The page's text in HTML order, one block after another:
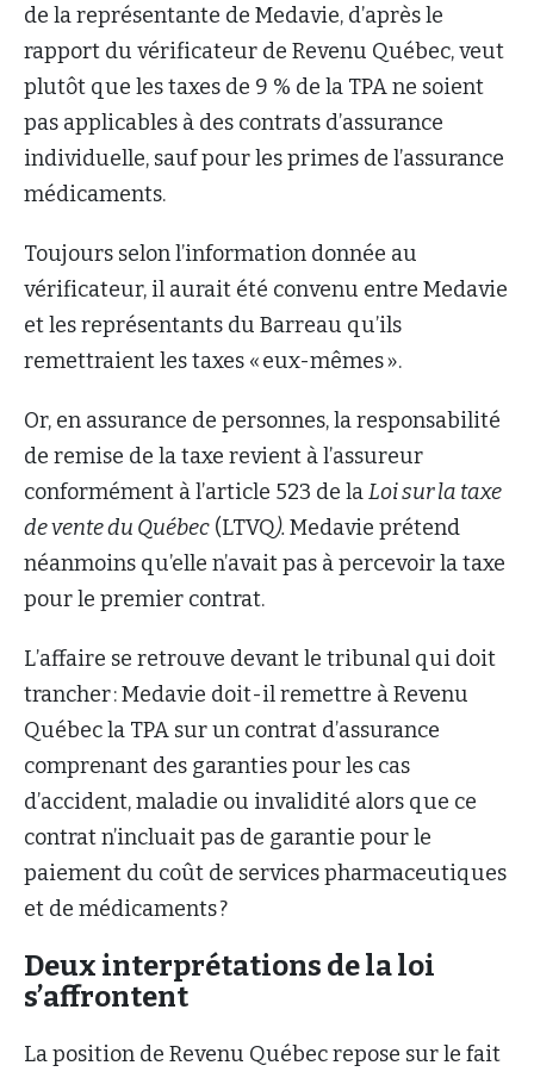
de la représentante de Medavie, d’après le
rapport du vérificateur de Revenu Québec, veut
plutôt que les taxes de 9 % de la TPA ne soient
pas applicables à des contrats d’assurance
individuelle, sauf pour les primes de l’assurance
médicaments.
Toujours selon l’information donnée au
vérificateur, il aurait été convenu entre Medavie
et les représentants du Barreau qu’ils
remettraient les taxes « eux-mêmes ».
Or, en assurance de personnes, la responsabilité
de remise de la taxe revient à l’assureur
conformément à l’article 523 de laLoi sur la taxe
de vente du Québec (LTVQ). Medavie prétend
néanmoins qu’elle n’avait pas à percevoir la taxe
pour le premier contrat.
L’affaire se retrouve devant le tribunal qui doit
trancher : Medavie doit-il remettre à Revenu
Québec la TPA sur un contrat d’assurance
comprenant des garanties pour les cas
d’accident, maladie ou invalidité alors que ce
contrat n’incluait pas de garantie pour le
paiement du coût de services pharmaceutiques
et de médicaments ?
Deux interprétations de la loi
s’affrontent
La position de Revenu Québec repose sur le fait